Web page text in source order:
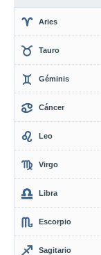
Aries
Tauro
Géminis
Cáncer
Leo
Virgo
Libra
Escorpio
Sagitario